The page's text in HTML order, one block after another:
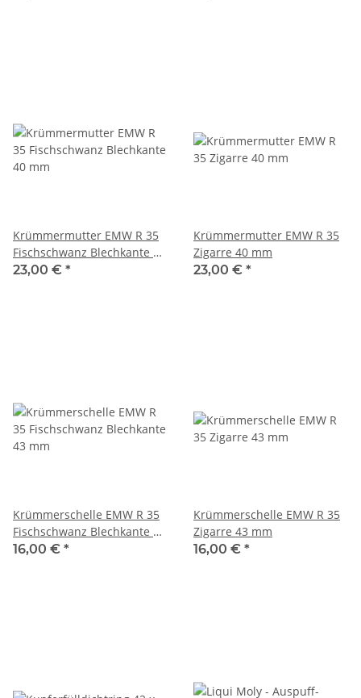
Krümmermutter EMW R 35
Fischschwanz Blechkante 40
mm
23,00 € *
Krümmermutter EMW R 35
Zigarre 40 mm
23,00 € *
Krümmerschelle EMW R 35
Fischschwanz Blechkante 43
mm
16,00 € *
Krümmerschelle EMW R 35
Zigarre 43 mm
16,00 € *